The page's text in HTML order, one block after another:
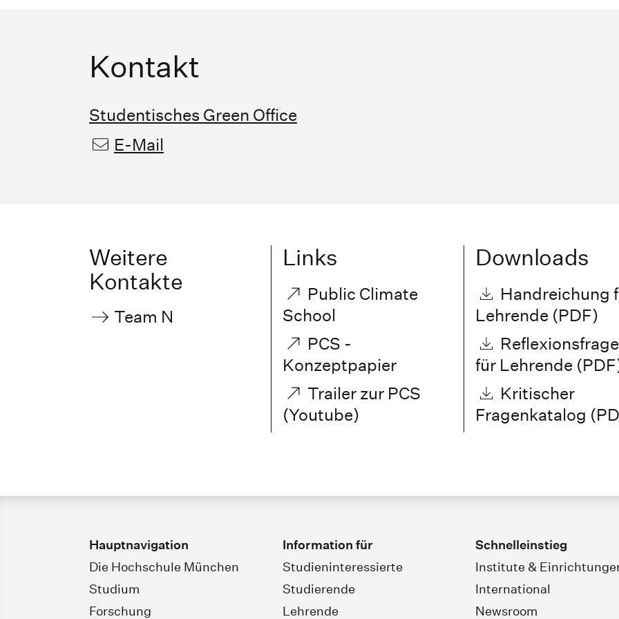
Kontakt
Studentisches Green Office
E-Mail
Weitere
Kontakte
Team N
Links
Public Climate
School
PCS -
Konzeptpapier
Trailer zur PCS
(Youtube)
Downloads
Handreichung
Lehrende (PDF)
für Lehrende
Kritischer
Fragenkatalog
Hauptnavigation
Die Hochschule München
Studium
Forschung
Information für
Studieninteressierte
Studierende
Lehrende
Schnelleinstieg
Institute &
International
Newsroom